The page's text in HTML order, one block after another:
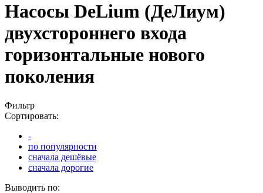
Насосы DeLium (ДеЛиум)
двухстороннего входа
горизонтальные нового
поколения
Фильтр
Сортировать:
-
по популярности
сначала дешёвые
сначала дорогие
Выводить по: